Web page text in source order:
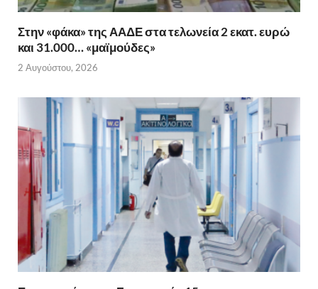
Στην «φάκα» της ΑΑΔΕ στα τελωνεία 2 εκατ. ευρώ
και 31.000… «μαϊμούδες»
2 Αυγούστου, 2026